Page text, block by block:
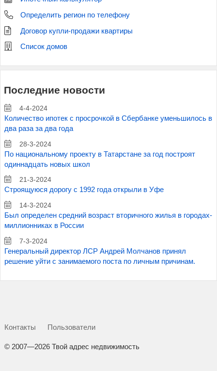
Определить регион по телефону
Договор купли-продажи квартиры
Список домов
Последние новости
4-4-2024
Количество ипотек с просрочкой в Сбербанке уменьшилось в
два раза за два года
28-3-2024
По национальному проекту в Татарстане за год построят
одиннадцать новых школ
21-3-2024
Строящуюся дорогу с 1992 года открыли в Уфе
14-3-2024
Был определен средний возраст вторичного жилья в городах-
миллионниках в России
7-3-2024
Генеральный директор ЛСР Андрей Молчанов принял
решение уйти с занимаемого поста по личным причинам.
Контакты Пользователи
© 2007—2026 Твой адрес недвижимость